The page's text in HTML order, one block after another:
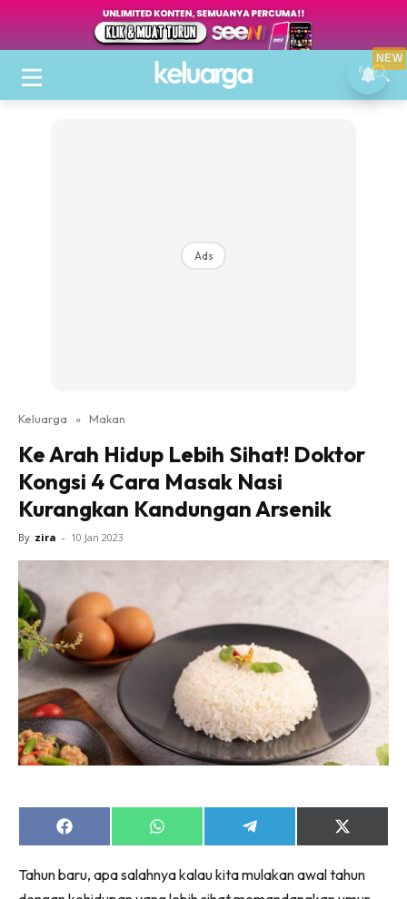
Ads
Keluarga » Makan
Ke Arah Hidup Lebih Sihat! Doktor
Kongsi 4 Cara Masak Nasi
Kurangkan Kandungan Arsenik
By zira - 10 Jan 2023
Share
on
Share
on
Share
on
Share
on
(Twitter)
Tahun baru, apa salahnya kalau kita mulakan awal tahun
NEW